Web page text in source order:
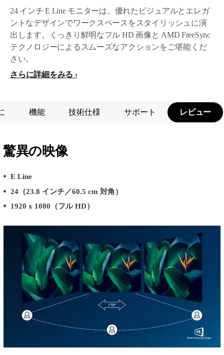
24 インチ E Line モニターは、優れたビジュアルとエレガ
ントなデザインでワークスペースをスタイリッシュに演
出します。くっきり鮮明なフル HD 画像と AMD FreeSync
テクノロジーによるスムーズなアクションをご堪能くだ
さい。
さらに詳細をみる
機能 技術仕様 サポート レビュー
驚異の映像
E Line
24（23.8 インチ／60.5 cm 対角）
1920 x 1080（フル HD）